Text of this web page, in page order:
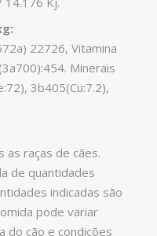
22726, Vitamina
Minerais
3b405(Cu:7.2),
as raças de cães.
de quantidades
indicadas são
pode variar
do cão e condições